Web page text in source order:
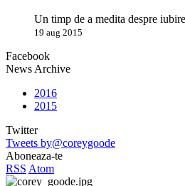
Un timp de a medita despre
19 aug 2015
Facebook
News Archive
2016
2015
Twitter
Tweets by@coreygoode
Aboneaza-te
RSS Atom